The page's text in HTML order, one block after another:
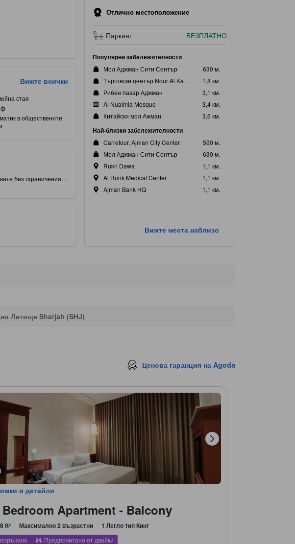
Вижте всички
стая
в обществените
без ограничения.
и интересни
от
Отлично местоположение
Паркинг БЕЗПЛАТНО
Популярни забележителности
Мол Аджман Сити Сентър
630 м.
Търговски център Nour Al Kawthar
1,8 км.
Рибен пазар Аджман
3,1 км.
Al Nuaimia Mosque
3,4 км.
Китайски мол Ажман
3,6 км.
Най-близки забележителности
Carrefour, Ajman City Center
590 м.
Мол Аджман Сити Сентър
630 м.
Rukn Dawa
1,1 км.
Al Runk Medical Center
1,1 км.
Ajman Bank HQ
1,1 км.
Вижте места наблизо
Летище Sharjah (SHJ)
Ценова гаранция на Agoda
и детайли
Bedroom Apartment - Balcony
ft² Максимално 2 възрастни 1 Легло тип Кинг
Предпочитано от двойки